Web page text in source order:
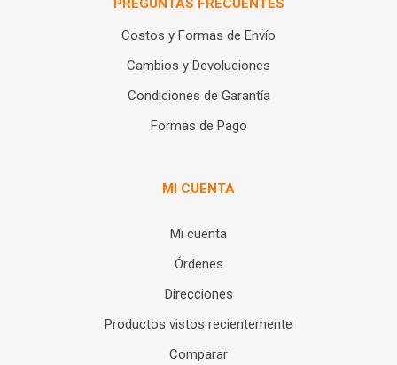
PREGUNTAS FRECUENTES
Costos y Formas de Envío
Cambios y Devoluciones
Condiciones de Garantía
Formas de Pago
MI CUENTA
Mi cuenta
Órdenes
Direcciones
Productos vistos recientemente
Comparar